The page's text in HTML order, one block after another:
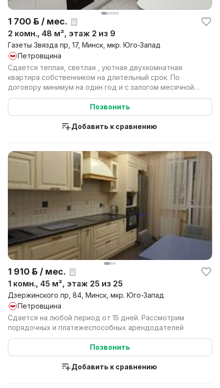
1 700 р. / мес.
2 комн., 48 м², этаж 2 из 9
Газеты Звязда пр, 17, Минск, мкр. Юго-Запад
Петровщина
Сдается теплая, светлая , уютная двухкомнатная
квартира собственником на длительный срок. По
договору минимум на один год и с залогом месячной
платы....
Позвонить
Добавить к сравнению
1 910 р. / мес.
1 комн., 45 м², этаж 25 из 25
Дзержинского пр, 84, Минск, мкр. Юго-Запад
Петровщина
Сдается на любой период от 15 дней. Рассмотрим
порядочных и платежеспособных арендодателей
Позвонить
Добавить к сравнению